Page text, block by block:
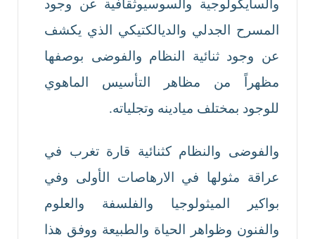
والسايكولوجية والسوسيوثقافية عن وجود
المسرح الجدلي والديالكتيكي الذي يكشف
عن وجود ثنائية النظام والفوضى بوصفها
مظهراً من مظاهر التأسيس الماهوي
للوجود بمختلف ميادينه وتجلياته.
والفوضى والنظام كثنائية قارة تغرب في
عراقة مثولها في الارهاصات الأولى وفي
بواكير الميثولوجيا والفلسفة والعلوم
والفنون وظواهر الحياة والطبيعة ووفق هذا